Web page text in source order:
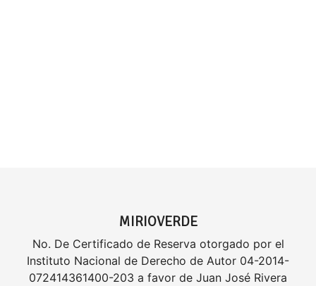
MIRIOVERDE
No. De Certificado de Reserva otorgado por el
Instituto Nacional de Derecho de Autor 04-2014-
072414361400-203 a favor de Juan José Rivera